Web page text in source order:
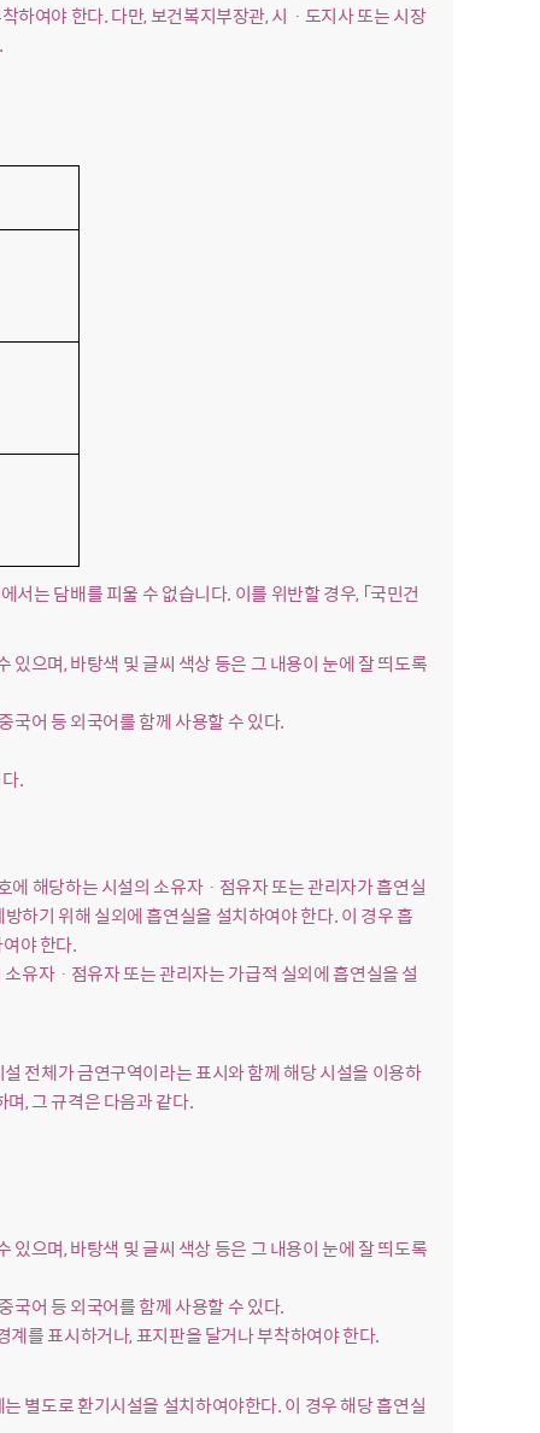
하여야 한다. 다만, 보건복지부장관, 시ㆍ도지사 또는 시장
는 담배를 피울 수 없습니다. 이를 위반할 경우, 「국민건
으며, 바탕색 및 글씨 색상 등은 그 내용이 눈에 잘 띄도록
국어 등 외국어를 함께 사용할 수 있다.
.
해당하는 시설의 소유자ㆍ점유자 또는 관리자가 흡연실
하기 위해 실외에 흡연실을 설치하여야 한다. 이 경우 흡
야 한다.
유자ㆍ점유자 또는 관리자는 가급적 실외에 흡연실을 설
전체가 금연구역이라는 표시와 함께 해당 시설을 이용하
, 그 규격은 다음과 같다.
으며, 바탕색 및 글씨 색상 등은 그 내용이 눈에 잘 띄도록
국어 등 외국어를 함께 사용할 수 있다.
를 표시하거나, 표지판을 달거나 부착하여야 한다.
별도로 환기시설을 설치하여야한다. 이 경우 해당 흡연실